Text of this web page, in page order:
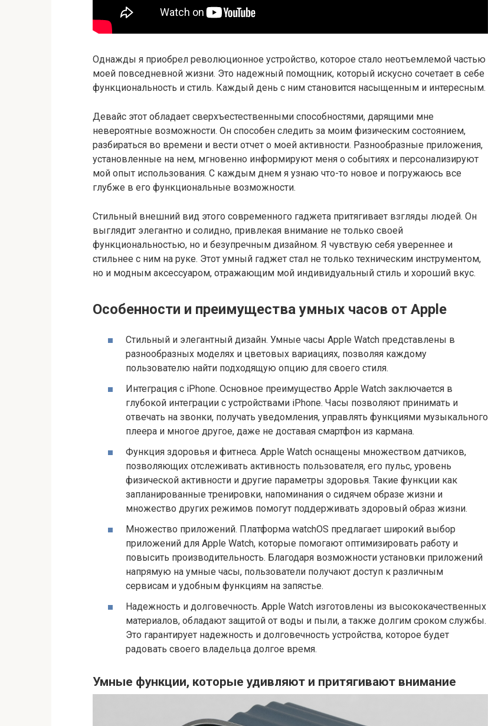
Однажды я приобрел революционное устройство, которое стало неотъемлемой частью
моей повседневной жизни. Это надежный помощник, который искусно сочетает в себе
функциональность и стиль. Каждый день с ним становится насыщенным и интересным.
Девайс этот обладает сверхъестественными способностями, дарящими мне
невероятные возможности. Он способен следить за моим физическим состоянием,
разбираться во времени и вести отчет о моей активности. Разнообразные приложения,
установленные на нем, мгновенно информируют меня о событиях и персонализируют
мой опыт использования. С каждым днем я узнаю что-то новое и погружаюсь все
глубже в его функциональные возможности.
Стильный внешний вид этого современного гаджета притягивает взгляды людей. Он
выглядит элегантно и солидно, привлекая внимание не только своей
функциональностью, но и безупречным дизайном. Я чувствую себя увереннее и
стильнее с ним на руке. Этот умный гаджет стал не только техническим инструментом,
но и модным аксессуаром, отражающим мой индивидуальный стиль и хороший вкус.
Особенности и преимущества умных часов от Apple
Стильный и элегантный дизайн. Умные часы Apple Watch представлены в
разнообразных моделях и цветовых вариациях, позволяя каждому
пользователю найти подходящую опцию для своего стиля.
Интеграция с iPhone. Основное преимущество Apple Watch заключается в
глубокой интеграции с устройствами iPhone. Часы позволяют принимать и
отвечать на звонки, получать уведомления, управлять функциями музыкального
плеера и многое другое, даже не доставая смартфон из кармана.
Функция здоровья и фитнеса. Apple Watch оснащены множеством датчиков,
позволяющих отслеживать активность пользователя, его пульс, уровень
физической активности и другие параметры здоровья. Такие функции как
запланированные тренировки, напоминания о сидячем образе жизни и
множество других режимов помогут поддерживать здоровый образ жизни.
Множество приложений. Платформа watchOS предлагает широкий выбор
приложений для Apple Watch, которые помогают оптимизировать работу и
повысить производительность. Благодаря возможности установки приложений
напрямую на умные часы, пользователи получают доступ к различным
сервисам и удобным функциям на запястье.
Надежность и долговечность. Apple Watch изготовлены из высококачественных
материалов, обладают защитой от воды и пыли, а также долгим сроком службы.
Это гарантирует надежность и долговечность устройства, которое будет
радовать своего владельца долгое время.
Умные функции, которые удивляют и притягивают внимание